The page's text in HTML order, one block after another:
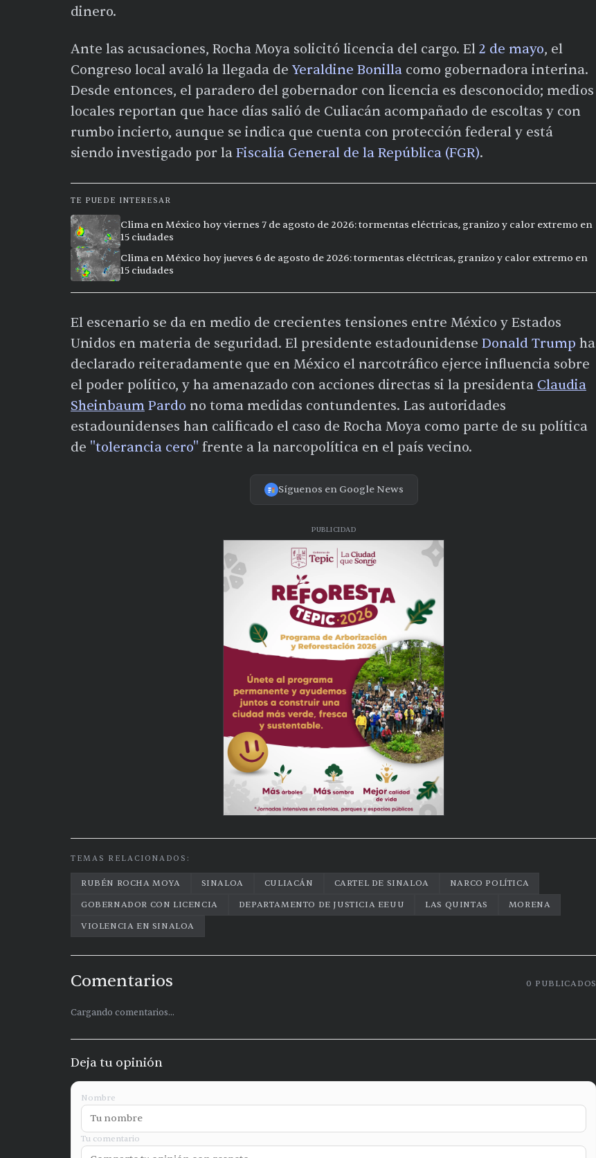
dinero.
Ante las acusaciones, Rocha Moya solicitó licencia del cargo. El 2 de mayo, el
Congreso local avaló la llegada deYeraldine Bonilla como gobernadora interina.
Desde entonces, el paradero del gobernador con licencia es desconocido; medios
locales reportan que hace días salió de Culiacán acompañado de escoltas y con
rumbo incierto, aunque se indica que cuenta con protección federal y está
siendo investigado por la Fiscalía General de la República (FGR).
TE PUEDE INTERESAR
Clima en México hoy viernes 7 de agosto de 2026: tormentas eléctricas, granizo y calor extremo en
15 ciudades
Clima en México hoy jueves 6 de agosto de 2026: tormentas eléctricas, granizo y calor extremo en
15 ciudades
El escenario se da en medio de crecientes tensiones entre México y Estados
Unidos en materia de seguridad. El presidente estadounidense Donald Trump ha
declarado reiteradamente que en México el narcotráfico ejerce influencia sobre
el poder político, y ha amenazado con acciones directas si la presidenta Claudia
Sheinbaum Pardo no toma medidas contundentes. Las autoridades
estadounidenses han calificado el caso de Rocha Moya como parte de su política
de "tolerancia cero" frente a la narcopolítica en el país vecino.
Síguenos en Google News
PUBLICIDAD
TEMAS RELACIONADOS:
RUBÉN ROCHA MOYA SINALOA CULIACÁN CARTEL DE SINALOA
NARCO POLÍTICA
GOBERNADOR CON LICENCIA
DEPARTAMENTO DE JUSTICIA EEUU LAS QUINTAS
MORENA
VIOLENCIA EN SINALOA
Comentarios 0 PUBLICADOS
Cargando comentarios...
Deja tu opinión
Nombre
Tu comentario